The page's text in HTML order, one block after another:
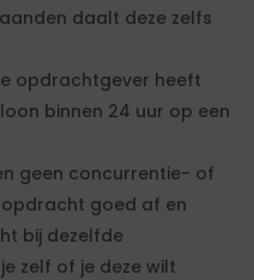
daalt deze zelfs
opdrachtgever heeft
binnen 24 uur op een
geen concurrentie- of
goed af en
bij dezelfde
zelf of je deze wilt